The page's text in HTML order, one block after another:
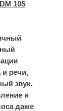
105
и речи,
звук,
и
даже